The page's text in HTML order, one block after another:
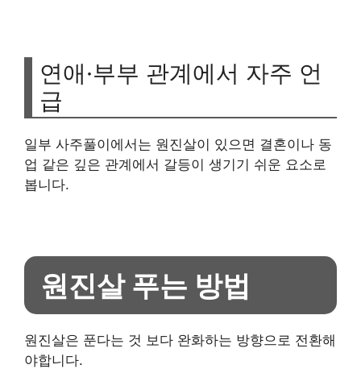
연애·부부 관계에서 자주 언
급
일부 사주풀이에서는 원진살이 있으면 결혼이나 동
업 같은 깊은 관계에서 갈등이 생기기 쉬운 요소로
봅니다.
원진살 푸는 방법
원진살은 푼다는 것 보다 완화하는 방향으로 전환해
야합니다.